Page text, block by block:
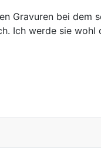
Gravuren bei dem
Ich werde sie